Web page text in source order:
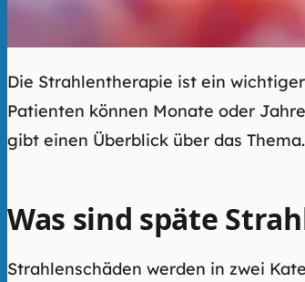
Die Strahlentherapie ist ein
Patienten können Monate oder
gibt einen Überblick über das Thema.
Was sind späte
Strahlenschäden werden in zwei